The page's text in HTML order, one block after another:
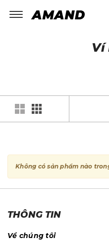
Toggle
Ví
Không có sản phẩm nào
THÔNG TIN
Về chúng tôi